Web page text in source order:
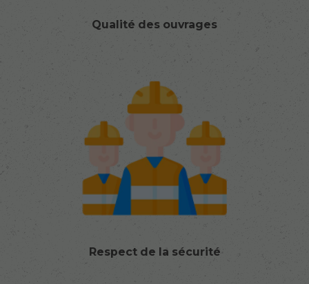
Qualité des ouvrages
Respect de la sécurité